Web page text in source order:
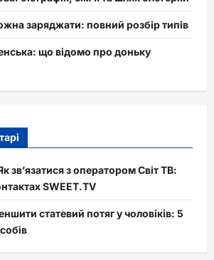
заряджати: повний розбір типів
що відомо про доньку
зв’язатися з оператором Світ ТВ:
SWEET.TV
статевий потяг у чоловіків: 5